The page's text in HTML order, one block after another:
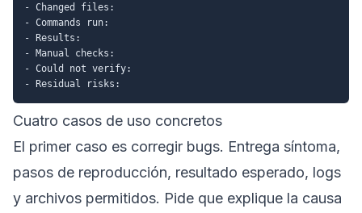
- Changed files:
- Commands run:
- Results:
- Manual checks:
- Could not verify:
Cuatro casos de uso concretos
El primer caso es corregir bugs. Entrega síntoma,
pasos de reproducción, resultado esperado, logs
y archivos permitidos. Pide que explique la causa